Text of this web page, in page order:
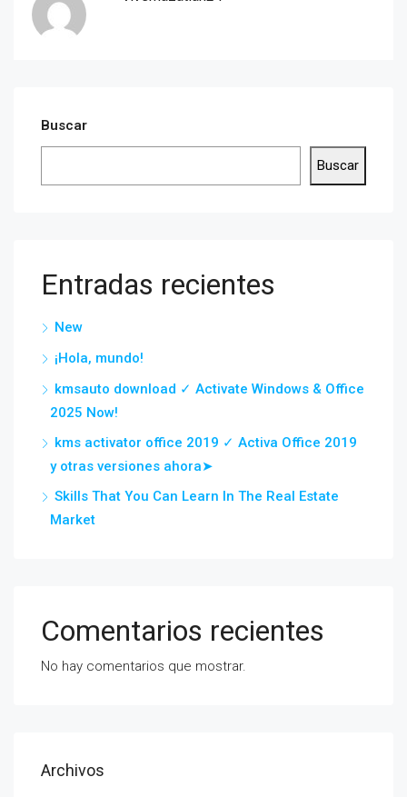
Buscar
Buscar
Entradas recientes
New
¡Hola, mundo!
kmsauto download ✓ Activate Windows & Office
2025 Now!
kms activator office 2019 ✓ Activa Office 2019
y otras versiones ahora➤
Skills That You Can Learn In The Real Estate
Market
Comentarios recientes
No hay comentarios que mostrar.
Archivos